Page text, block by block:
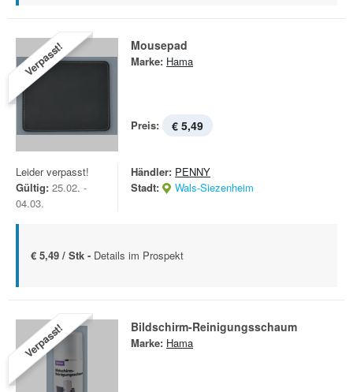
Verpasst! Mousepad
Marke: Hama
Preis: € 5,49
Leider verpasst!
Gültig: 25.02. -
04.03.
Händler: PENNY
Stadt:
Wals-Siezenheim
€ 5,49 / Stk - Details im Prospekt
Verpasst! Bildschirm-Reinigungsschaum
Marke: Hama